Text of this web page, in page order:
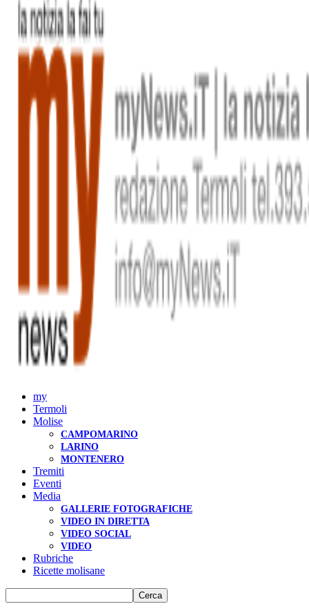
my
Termoli
Molise
CAMPOMARINO
LARINO
MONTENERO
Tremiti
Eventi
Media
GALLERIE FOTOGRAFICHE
VIDEO IN DIRETTA
VIDEO SOCIAL
VIDEO
Rubriche
Ricette molisane